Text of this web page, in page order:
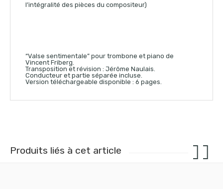
l’intégralité des pièces du compositeur)
“Valse sentimentale” pour trombone et piano de
Vincent Friberg.
Transposition et révision : Jérôme Naulais.
Conducteur et partie séparée incluse.
Version téléchargeable disponible : 6 pages.
Produits liés à cet article